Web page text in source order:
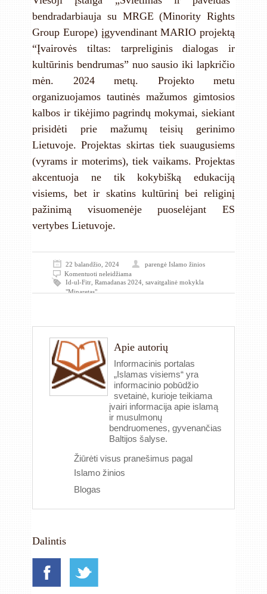
bendradarbiauja su MRGE (Minority Rights
Group Europe) įgyvendinant MARIO projektą
“Įvairovės tiltas: tarpreliginis dialogas ir
kultūrinis bendrumas” nuo sausio iki lapkričio
mėn. 2024 metų. Projekto metu
organizuojamos tautinės mažumos gimtosios
kalbos ir tikėjimo pagrindų mokymai, siekiant
prisidėti prie mažumų teisių gerinimo
Lietuvoje. Projektas skirtas tiek suaugusiems
(vyrams ir moterims), tiek vaikams. Projektas
akcentuoja ne tik kokybišką edukaciją
visiems, bet ir skatins kultūrinį bei religinį
pažinimą visuomenėje puoselėjant ES
vertybes Lietuvoje.
22 balandžio, 2024 parengė Islamo žinios
Komentuoti neleidžiama
Id-ul-Fitr Ramadanas 2024 savaitgalinė mokykla
"Minaretas"
Apie autorių
Informacinis portalas
„Islamas visiems“ yra
informacinio pobūdžio
svetainė, kurioje teikiama
įvairi informacija apie islamą
ir musulmonų
bendruomenes, gyvenančias
Baltijos šalyse.
Žiūrėti visus pranešimus pagal
Islamo žinios
Blogas
Dalintis